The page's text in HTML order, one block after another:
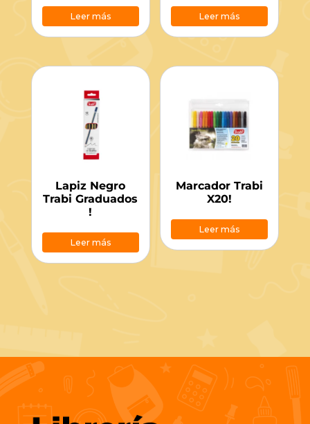
Leer más Leer más
Lapiz Negro
Trabi Graduados
!
Leer más
Marcador Trabi
X20!
Leer más